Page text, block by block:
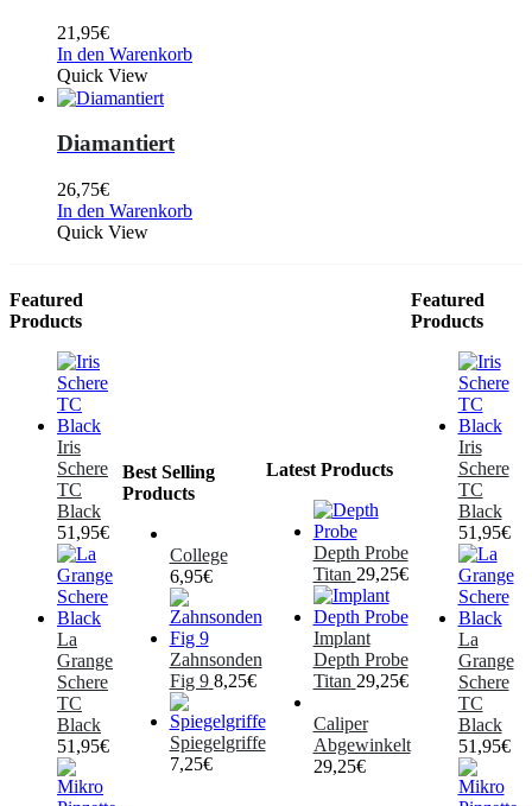
21,95€
In den Warenkorb
Quick View
Diamantiert
26,75€
In den Warenkorb
Quick View
Featured
Products
Iris
Schere
TC
Black
51,95€
La
Grange
Schere
TC
Black
51,95€
Best Selling
Products
College
6,95€
Zahnsonden
Fig 9 8,25€
Spiegelgriffe
7,25€
Latest Products
Depth Probe
Titan 29,25€
Implant
Depth Probe
Titan 29,25€
Caliper
Abgewinkelt
29,25€
Featured
Products
Iris
Schere
TC
Black
51,95€
La
Grange
Schere
TC
Black
51,95€